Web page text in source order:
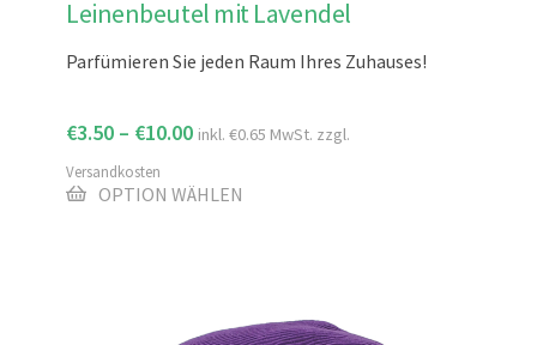
Leinenbeutel mit Lavendel
Parfümieren Sie jeden Raum Ihres Zuhauses!
€3.50 – €10.00 inkl. €0.65 MwSt. zzgl.
Versandkosten
OPTION WÄHLEN
Dieses
weist
auf.
Die
Optionen